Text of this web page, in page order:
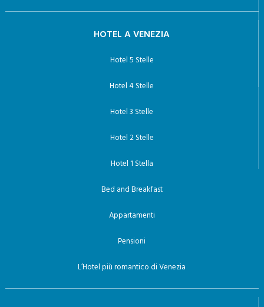
HOTEL A VENEZIA
Hotel 5 Stelle
Hotel 4 Stelle
Hotel 3 Stelle
Hotel 2 Stelle
Hotel 1 Stella
Bed and Breakfast
Appartamenti
Pensioni
L’Hotel più romantico di Venezia